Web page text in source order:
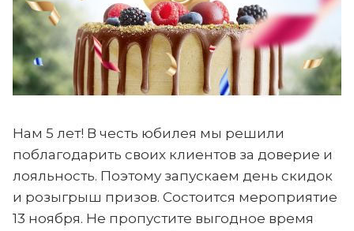
Нам 5 лет! В честь юбилея мы решили
поблагодарить своих клиентов за доверие и
лояльность. Поэтому запускаем день скидок
и розыгрыш призов. Состоится мероприятие
13 ноября. Не пропустите выгодное время